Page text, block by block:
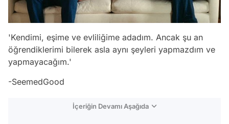
'Kendimi, eşime ve evliliğime adadım. Ancak şu an
öğrendiklerimi bilerek asla aynı şeyleri yapmazdım ve
yapmayacağım.'
-SeemedGood
İçeriğin Devamı Aşağıda